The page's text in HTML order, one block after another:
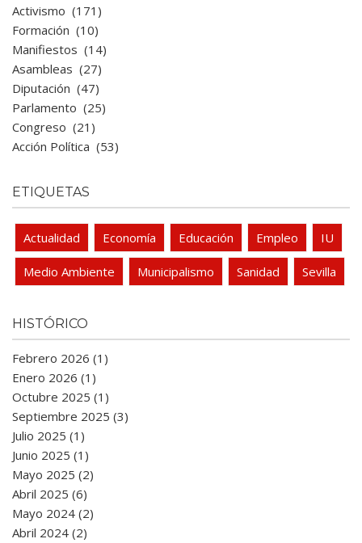
Activismo (171)
Formación (10)
Manifiestos (14)
Asambleas (27)
Diputación (47)
Parlamento (25)
Congreso (21)
Acción Política (53)
ETIQUETAS
Actualidad Economía Educación Empleo IU
Medio Ambiente Municipalismo Sanidad Sevilla
HISTÓRICO
Febrero 2026 (1)
Enero 2026 (1)
Octubre 2025 (1)
Septiembre 2025 (3)
Julio 2025 (1)
Junio 2025 (1)
Mayo 2025 (2)
Abril 2025 (6)
Mayo 2024 (2)
Abril 2024 (2)